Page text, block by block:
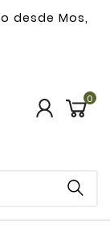
desde Mos,
0